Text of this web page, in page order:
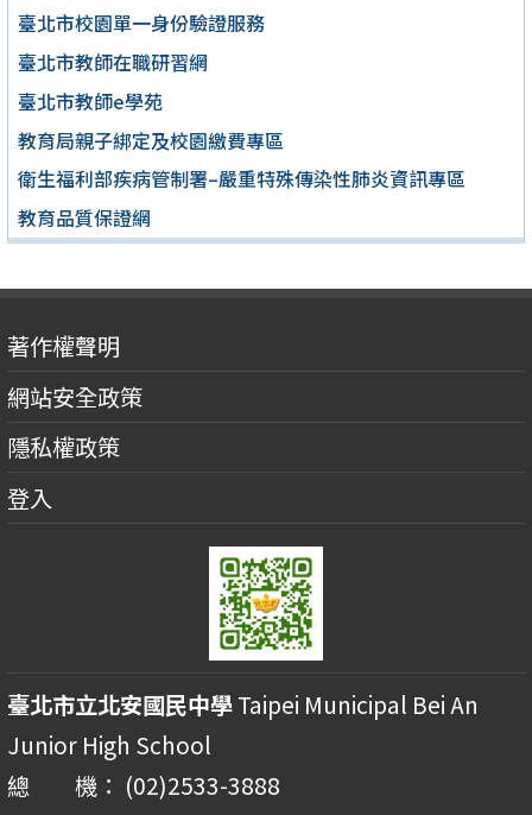
臺北市校園單一身份驗證服務
臺北市教師在職研習網
臺北市教師e學苑
教育局親子綁定及校園繳費專區
衛生福利部疾病管制署–嚴重特殊傳染性肺炎資訊專區
教育品質保證網
著作權聲明
網站安全政策
隱私權政策
登入
臺北市立北安國民中學Taipei Municipal Bei An
Junior High School
總 機： (02)2533-3888